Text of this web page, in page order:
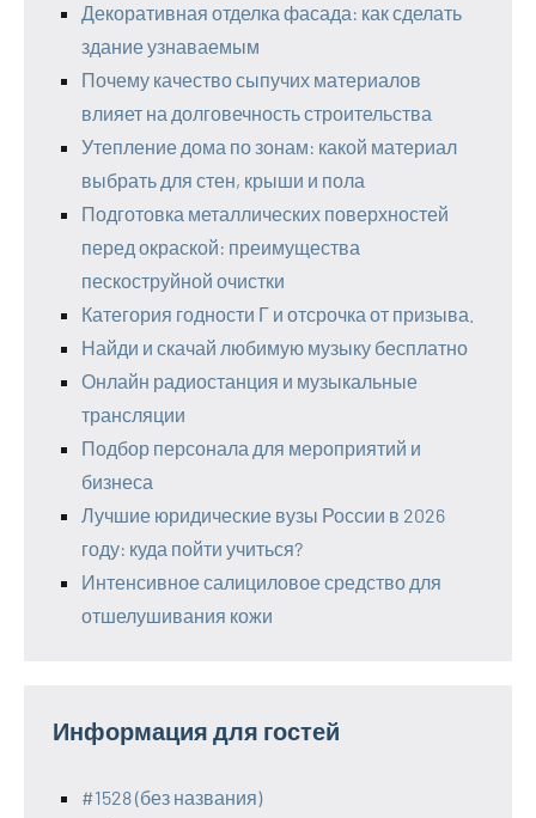
Декоративная отделка фасада: как сделать
здание узнаваемым
Почему качество сыпучих материалов
влияет на долговечность строительства
Утепление дома по зонам: какой материал
выбрать для стен, крыши и пола
Подготовка металлических поверхностей
перед окраской: преимущества
пескоструйной очистки
Категория годности Г и отсрочка от призыва.
Найди и скачай любимую музыку бесплатно
Онлайн радиостанция и музыкальные
трансляции
Подбор персонала для мероприятий и
бизнеса
Лучшие юридические вузы России в 2026
году: куда пойти учиться?
Интенсивное салициловое средство для
отшелушивания кожи
Информация для гостей
#1528 (без названия)